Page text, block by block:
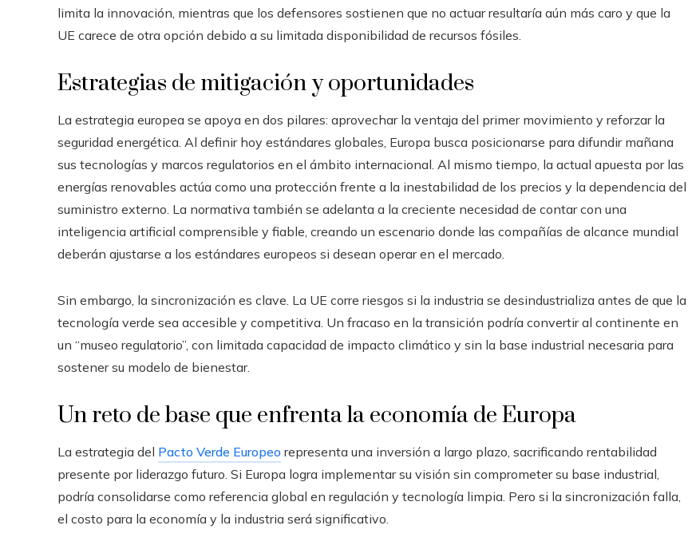
limita la innovación, mientras que los defensores sostienen que no actuar resultaría aún más caro y que la
UE carece de otra opción debido a su limitada disponibilidad de recursos fósiles.
Estrategias de mitigación y oportunidades
La estrategia europea se apoya en dos pilares: aprovechar la ventaja del primer movimiento y reforzar la
seguridad energética. Al definir hoy estándares globales, Europa busca posicionarse para difundir mañana
sus tecnologías y marcos regulatorios en el ámbito internacional. Al mismo tiempo, la actual apuesta por las
energías renovables actúa como una protección frente a la inestabilidad de los precios y la dependencia del
suministro externo. La normativa también se adelanta a la creciente necesidad de contar con una
inteligencia artificial comprensible y fiable, creando un escenario donde las compañías de alcance mundial
deberán ajustarse a los estándares europeos si desean operar en el mercado.
Sin embargo, la sincronización es clave. La UE corre riesgos si la industria se desindustrializa antes de que la
tecnología verde sea accesible y competitiva. Un fracaso en la transición podría convertir al continente en
un “museo regulatorio”, con limitada capacidad de impacto climático y sin la base industrial necesaria para
sostener su modelo de bienestar.
Un reto de base que enfrenta la economía de Europa
La estrategia del Pacto Verde Europeo representa una inversión a largo plazo, sacrificando rentabilidad
presente por liderazgo futuro. Si Europa logra implementar su visión sin comprometer su base industrial,
podría consolidarse como referencia global en regulación y tecnología limpia. Pero si la sincronización falla,
el costo para la economía y la industria será significativo.